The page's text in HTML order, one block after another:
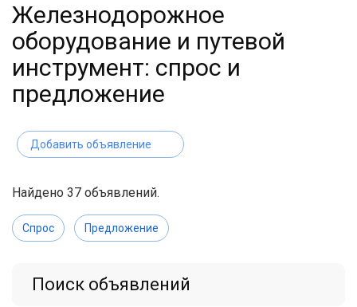
Железнодорожное
оборудование и путевой
инструмент: спрос и
предложение
Добавить объявление
Найдено 37 объявлений.
Спрос Предложение
Поиск объявлений